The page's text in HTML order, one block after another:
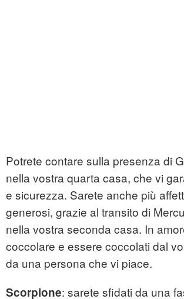
Potrete contare sulla presenza di
nella vostra quarta casa, che vi
e sicurezza. Sarete anche più
generosi, grazie al transito di
nella vostra seconda casa. In
coccolare e essere coccolati dal
da una persona che vi piace.
Scorpione: sarete sfidati da una